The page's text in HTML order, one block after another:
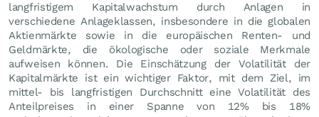
langfristigem Kapitalwachstum durch Anlagen in
verschiedene Anlageklassen, insbesondere in die globalen
Aktienmärkte sowie in die europäischen Renten- und
Geldmärkte, die ökologische oder soziale Merkmale
aufweisen können. Die Einschätzung der Volatilität der
Kapitalmärkte ist ein wichtiger Faktor, mit dem Ziel, im
mittel- bis langfristigen Durchschnitt eine Volatilität des
Anteilpreises in einer Spanne von 12% bis 18%